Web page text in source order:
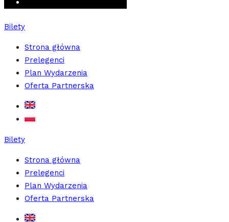
Bilety
Strona główna
Prelegenci
Plan Wydarzenia
Oferta Partnerska
Bilety
Strona główna
Prelegenci
Plan Wydarzenia
Oferta Partnerska